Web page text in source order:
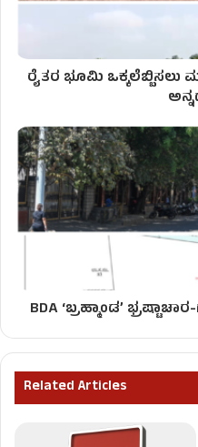
ರೈತರ ಭೂಮಿ ಒಕ್ಕಲೆಬ್ಬಿಸಲು
BDA ‘ಬ್ರಹ್ಮಾಂಡ’
Related Articles